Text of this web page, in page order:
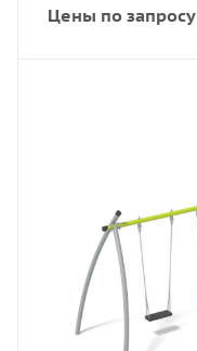
Цены по запросу